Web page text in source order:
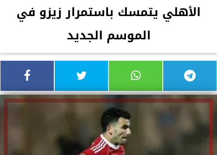
الأهلي يتمسك باستمرار زيزو في
الموسم الجديد